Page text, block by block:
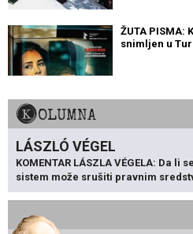
ŽUTA
snimljen u
KOLUMNA
LÁSZLÓ VÉGEL
KOMENTAR LÁSZLA VÉGELA: Da li
sistem može srušiti pravnim